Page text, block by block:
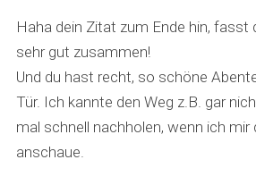
s
:
Haha dein Zitat zum Ende hin, fasst
sehr gut zusammen!
Und du hast recht, so schöne
Tür. Ich kannte den Weg z.B. gar
mal schnell nachholen, wenn ich mir
anschaue.